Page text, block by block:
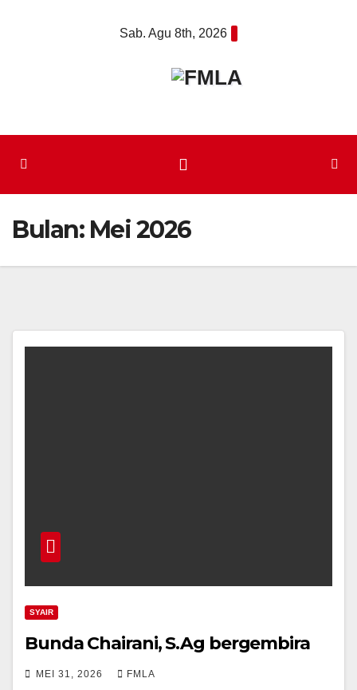
Sab. Agu 8th, 2026
Bulan: Mei 2026
SYAIR
Bunda Chairani, S.Ag bergembira
MEI 31, 2026 FMLA